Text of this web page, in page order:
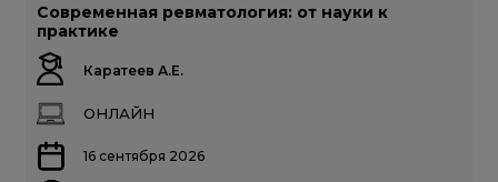
Современная ревматология: от науки к
практике
Каратеев А.Е.
ОНЛАЙН
16 сентября 2026